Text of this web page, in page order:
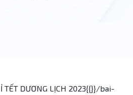
TẾT DƯƠNG LỊCH 2023{{}}/bai-